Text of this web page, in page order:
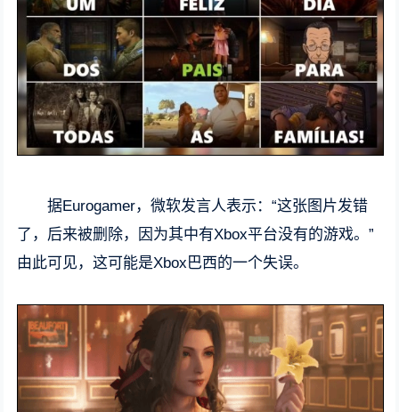
据Eurogamer，微软发言人表示：“这张图片发错
了，后来被删除，因为其中有Xbox平台没有的游戏。”
由此可见，这可能是Xbox巴西的一个失误。